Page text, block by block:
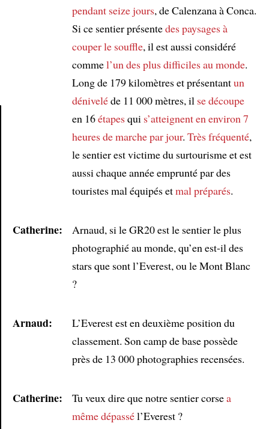
pendant seize jours, de Calenzana à Conca.
Si ce sentier présentedes paysages à
couper le souffle, il est aussi considéré
commel’un des plus difficiles au monde.
Long de 179 kilomètres et présentantun
déniveléde 11 000 mètres, il se découpe
en 16étapesqui s’atteignenten environ 7
heures de marche par jour. Très fréquenté,
le sentier est victime du surtourisme et est
aussi chaque année emprunté par des
touristes mal équipés etmal préparés.
Catherine:
Arnaud, si le GR20 est le sentier le plus
photographié au monde, qu’en est-il des
stars que sont l’Everest, ou le Mont Blanc
?
Arnaud:
L’Everest est en deuxième position du
classement. Son camp de base possède
près de 13 000 photographies recensées.
Catherine: Tu veux dire que notre sentier corsea
même dépassél’Everest ?